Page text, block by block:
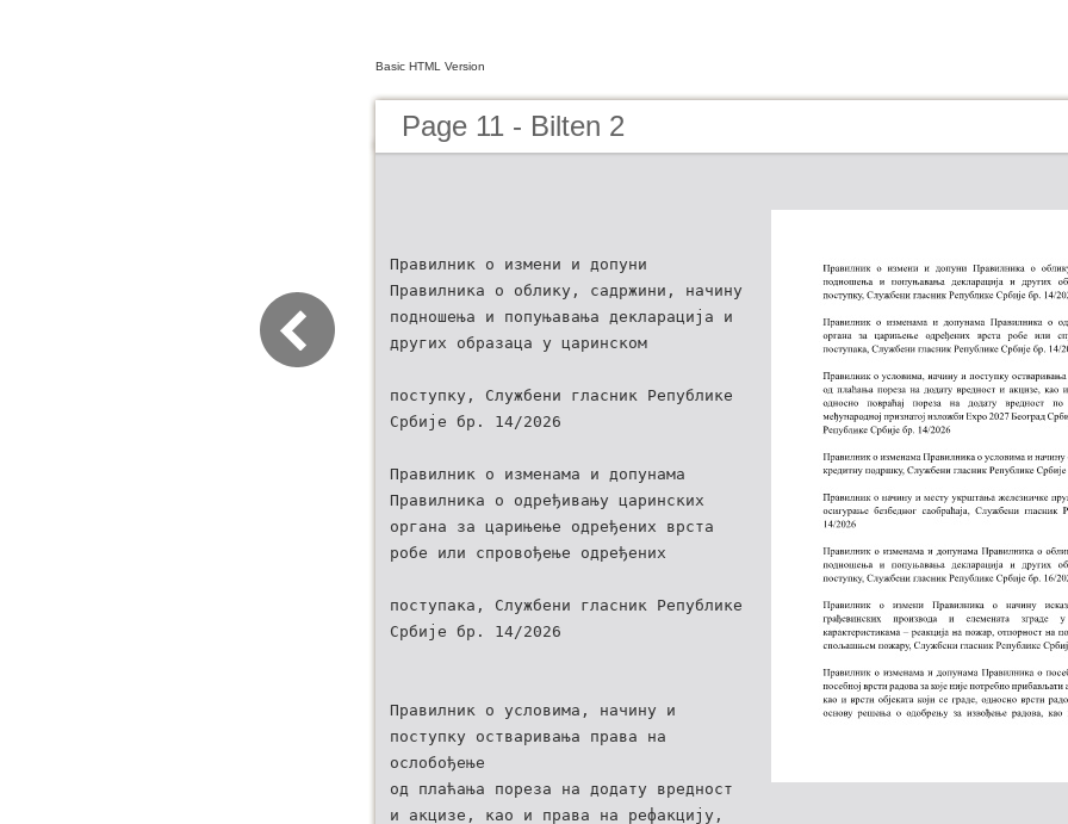
Basic HTML Version
Page 11 - Bilten 2
Правилник о измени и допуни
Правилника о облику, садржини, начину
подношења и попуњавања декларација и
других образаца у царинском
поступку, Службени гласник Републике
Србије бр. 14/2026
Правилник о изменама и допунама
Правилника о одређивању царинских
органа за царињење одређених врста
робе или спровођење одређених
поступака, Службени гласник Републике
Србије бр. 14/2026
Правилник о условима, начину и
поступку остваривања права на
ослобођење
од плаћања пореза на додату вредност
и акцизе, као и права на рефакцију,